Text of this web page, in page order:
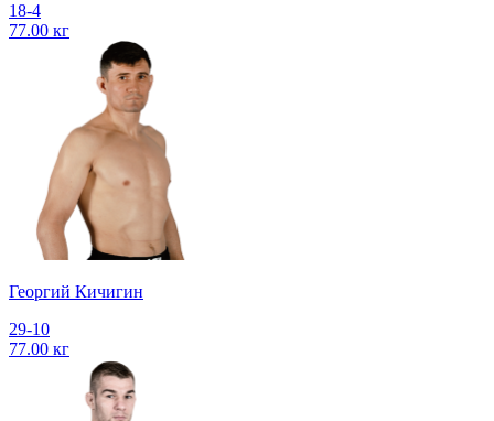
18-4
77.00 кг
Георгий Кичигин
29-10
77.00 кг